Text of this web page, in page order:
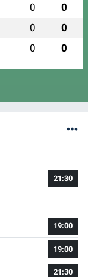
0 0
0 0
0 0
21:30
19:00
19:00
21:30